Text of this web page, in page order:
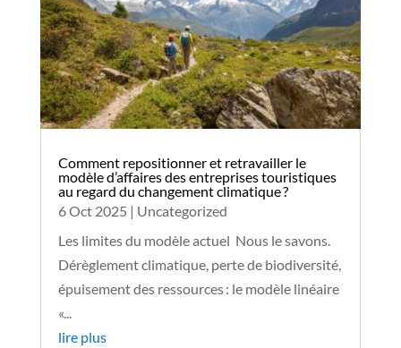
Comment repositionner et retravailler le
modèle d’affaires des entreprises touristiques
au regard du changement climatique ?
6 Oct 2025 | Uncategorized
Les limites du modèle actuel Nous le savons.
Dérèglement climatique, perte de biodiversité,
épuisement des ressources : le modèle linéaire
«...
lire plus